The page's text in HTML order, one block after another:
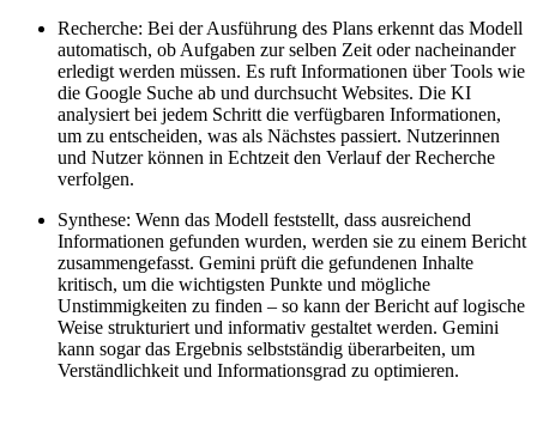
Recherche: Bei der Ausführung des Plans erkennt das Modell
automatisch, ob Aufgaben zur selben Zeit oder nacheinander
erledigt werden müssen. Es ruft Informationen über Tools wie
die Google Suche ab und durchsucht Websites. Die KI
analysiert bei jedem Schritt die verfügbaren Informationen,
um zu entscheiden, was als Nächstes passiert. Nutzerinnen
und Nutzer können in Echtzeit den Verlauf der Recherche
verfolgen.
Synthese: Wenn das Modell feststellt, dass ausreichend
Informationen gefunden wurden, werden sie zu einem Bericht
zusammengefasst. Gemini prüft die gefundenen Inhalte
kritisch, um die wichtigsten Punkte und mögliche
Unstimmigkeiten zu finden – so kann der Bericht auf logische
Weise strukturiert und informativ gestaltet werden. Gemini
kann sogar das Ergebnis selbstständig überarbeiten, um
Verständlichkeit und Informationsgrad zu optimieren.